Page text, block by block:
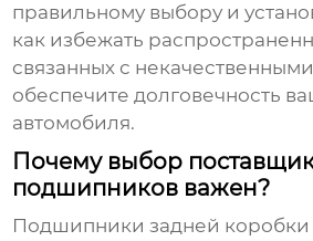
правильному выбору и
как избежать
связанных с
обеспечите долговечность
автомобиля.
Почему выбор
подшипников важен?
Подшипники задней коробки